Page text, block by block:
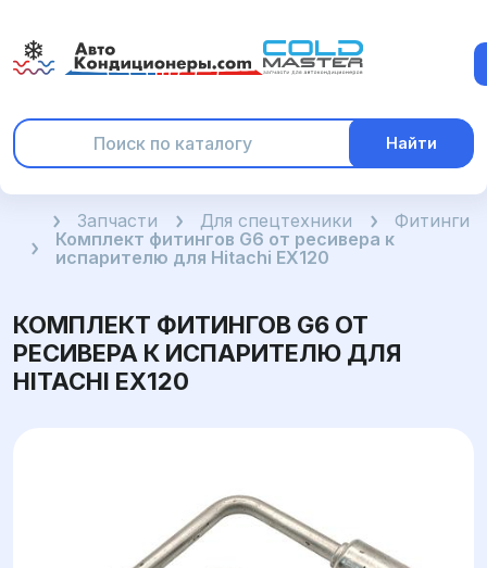
Найти
ГлавнаяЗапчасти Для спецтехники
Фитинги
Комплект фитингов G6 от ресивера к
испарителю для Hitachi EX120
КОМПЛЕКТ ФИТИНГОВ G6 ОТ
РЕСИВЕРА К ИСПАРИТЕЛЮ ДЛЯ
HITACHI EX120